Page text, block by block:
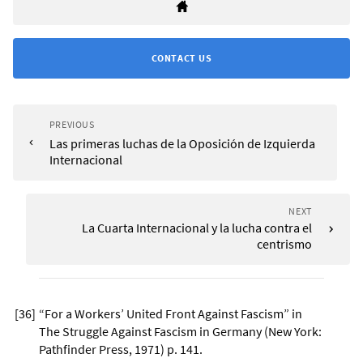
CONTACT US
PREVIOUS
Las primeras luchas de la Oposición de Izquierda
Internacional
NEXT
La Cuarta Internacional y la lucha contra el
centrismo
[36] “For a Workers’ United Front Against Fascism” in
The Struggle Against Fascism in Germany (New York:
Pathfinder Press, 1971) p. 141.